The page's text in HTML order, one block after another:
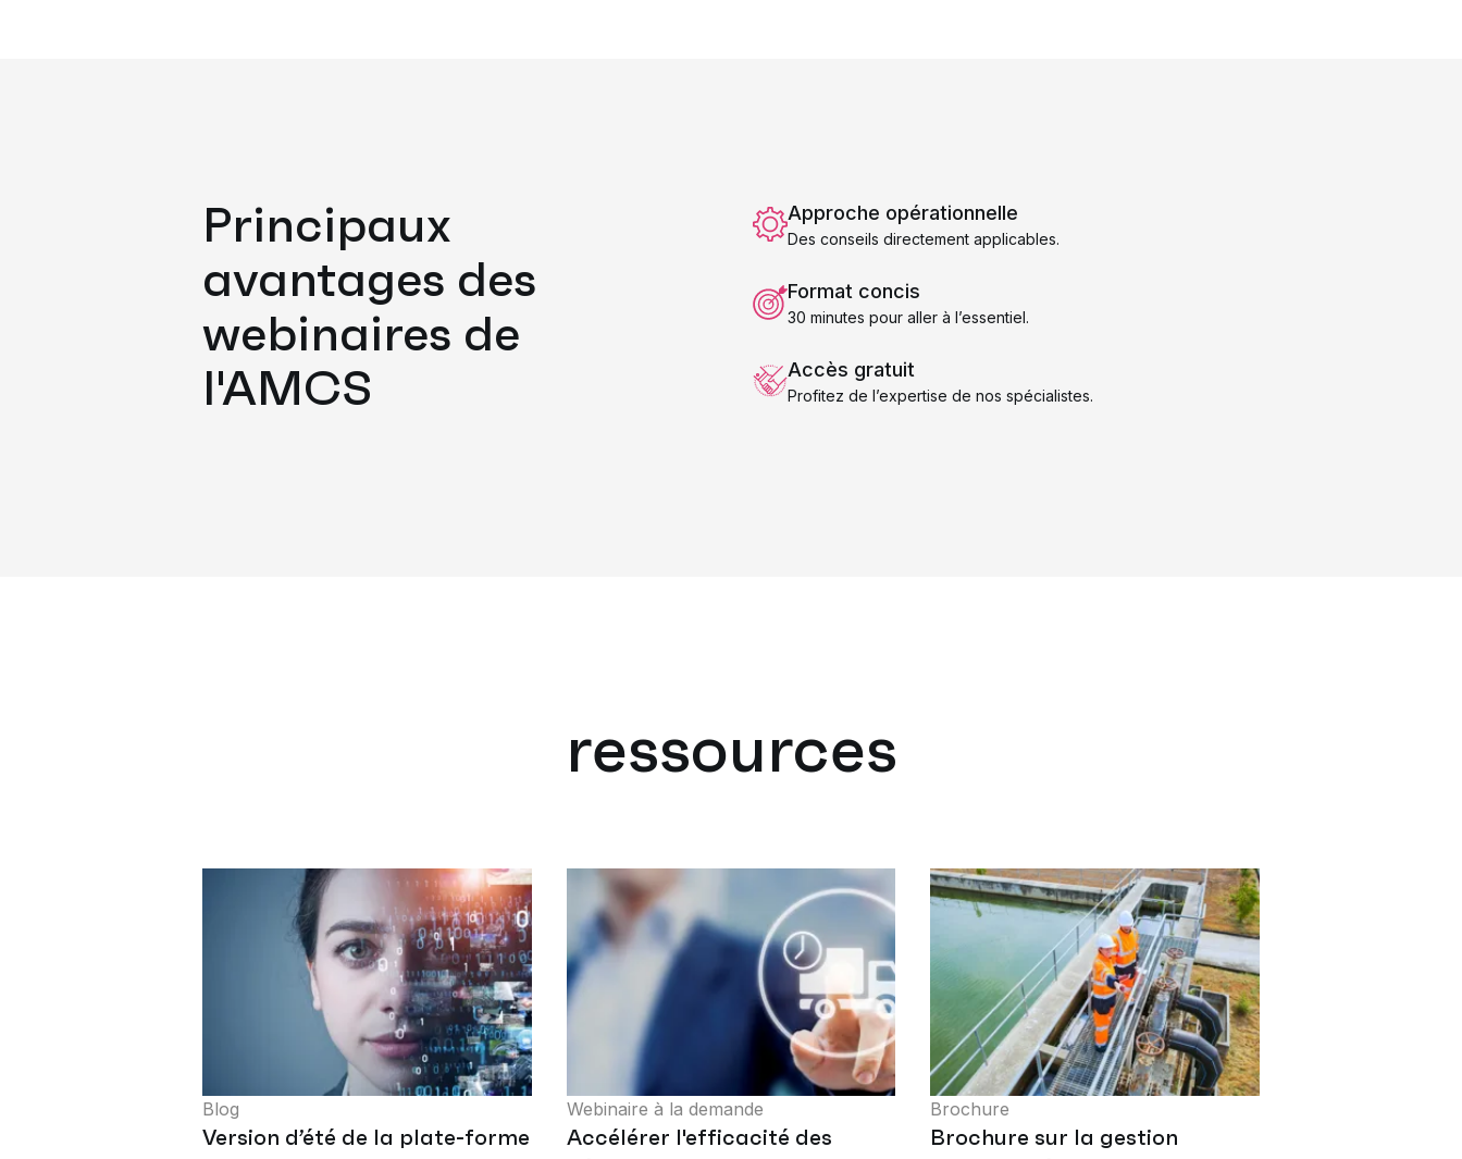
Principaux
avantages des
webinaires de
l'AMCS
Approche opérationnelle
Des conseils directement applicables.
Format concis
30 minutes pour aller à l’essentiel.
Accès gratuit
Profitez de l’expertise de nos spécialistes.
ressources
Blog
Version d’été de la plate-forme
Webinaire à la demande
Accélérer l'efficacité des
Brochure
Brochure sur la gestion